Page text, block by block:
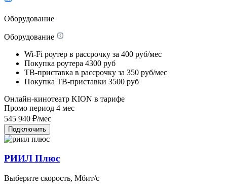
Оборудование
Оборудование
Wi-Fi роутер в рассрочку за 400 руб/мес
Покупка роутера 4300 руб
ТВ-приставка в рассрочку за 350 руб/мес
Покупка ТВ-приставки 3500 руб
Онлайн-кинотеатр KION в тарифе
Промо период 4 мес
545 940 ₽/мес
Подключить
РИИЛ Плюс
Выберите скорость, Мбит/с